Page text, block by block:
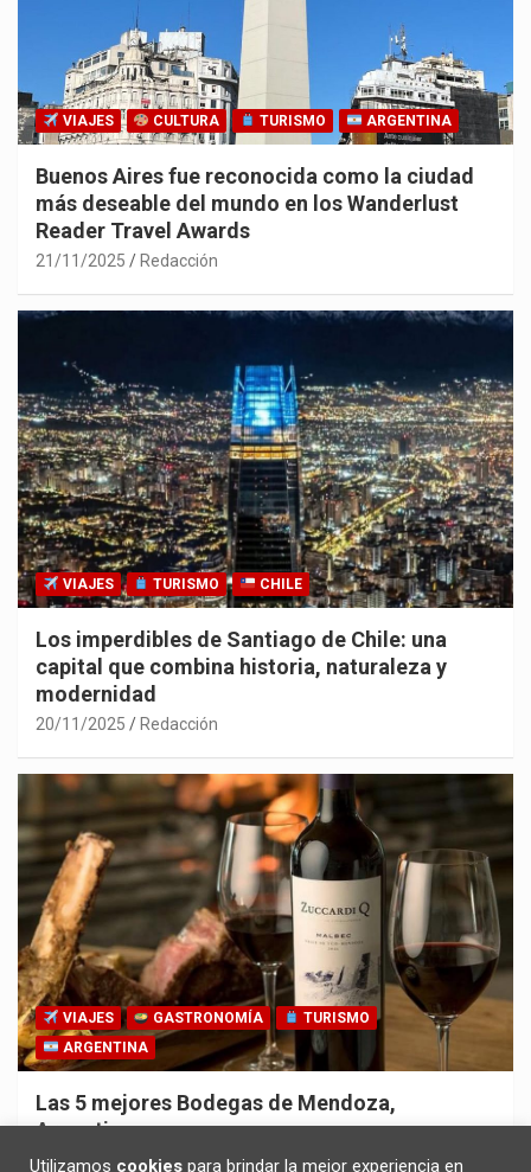
VIAJES CULTURA TURISMO ARGENTINA
Buenos Aires fue reconocida como la ciudad
más deseable del mundo en los Wanderlust
Reader Travel Awards
21/11/2025 Redacción
VIAJES TURISMO CHILE
Los imperdibles de Santiago de Chile: una
capital que combina historia, naturaleza y
modernidad
20/11/2025 Redacción
VIAJES GASTRONOMÍA
TURISMO
ARGENTINA
Las 5 mejores Bodegas de Mendoza,
Argentina
30/10/2025 Redacción
Utilizamos cookies para brindar la mejor experiencia en